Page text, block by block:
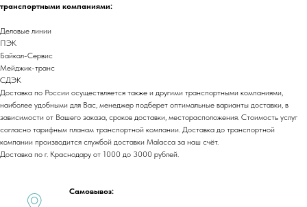
транспортными компаниями:
Деловые линии
ПЭК
Байкал-Сервис
Мейджик-транс
СДЭК
Доставка по России осуществляется также и другими транспортными компаниями,
наиболее удобными для Вас, менеджер подберет оптимальные варианты доставки, в
зависимости от Вашего заказа, сроков доставки, месторасположения. Стоимость услуг
согласно тарифным планам транспортной компании. Доставка до транспортной
компании производится службой доставки Malacca за наш счёт.
Доставка по г. Краснодару от 1000 до 3000 рублей.
Самовывоз:
Cогласие на обработку персональных данных
Политика обработки персональных данных
Договор оферты
Портфолио
Юридический адрес:
350059, г.Краснодар, ул.Уральская, д.22
Фактические адреса:
г. Краснодар,ул. Лизы Чайкиной 2/3, 2 этаж
г. Москва,пр-т. Мира 211,
Moсковская обл.,
г.о. Истра, д.Покровское,
ул. Центральная, здание 33